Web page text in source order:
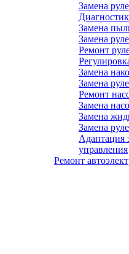
Замена
Замена
Замена
Ремонт
Замена
Замена
Ремонт
Замена
Замена
Замена
Адаптация
управления
Ремонт